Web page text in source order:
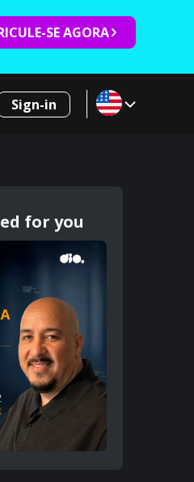
SE AGORA
Sign-in
for you